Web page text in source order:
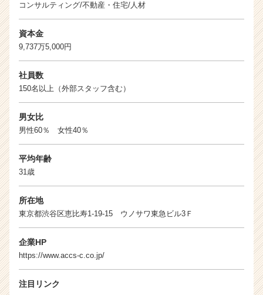
ス
が
く
ト
e
e
コンサルティング/不動産・住宅/人材
資本金
9,737万5,000円
社員数
150名以上（外部スタッフ含む）
男女比
男性60％ 女性40％
平均年齢
31歳
所在地
東京都渋谷区恵比寿1-19-15 ウノサワ東急ビル3Ｆ
企業HP
https://www.accs-c.co.jp/
注目リンク